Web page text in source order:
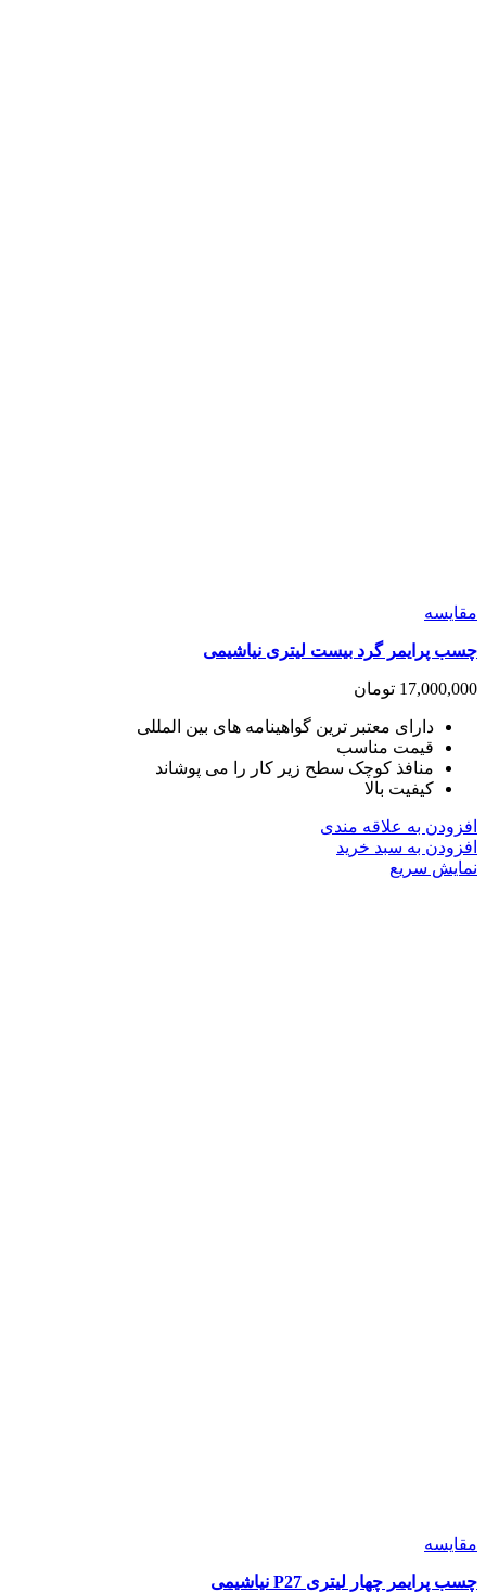
مقايسه
چسب پرایمر گرد بیست لیتری نیاشیمی
17,000,000 تومان
دارای معتبر ترین گواهینامه های بین المللی
قیمت مناسب
منافذ کوچک سطح زیر کار را می پوشاند
کیفیت بالا
افزودن به علاقه مندی
افزودن به سبد خرید
نمایش سریع
مقايسه
چسب پرایمر چهار لیتری P27 نیاشیمی